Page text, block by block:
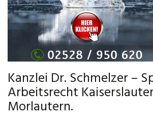
Kanzlei Dr. Schmelzer –
Arbeitsrecht
Morlautern.